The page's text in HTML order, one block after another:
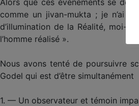
comme un jivan-mukta ; je n’ai
d’illumination de la Réalité, moi-
l’homme réalisé ».
Nous avons tenté de poursuivre
Godel qui est d’être simultanément
1. — Un observateur et témoin